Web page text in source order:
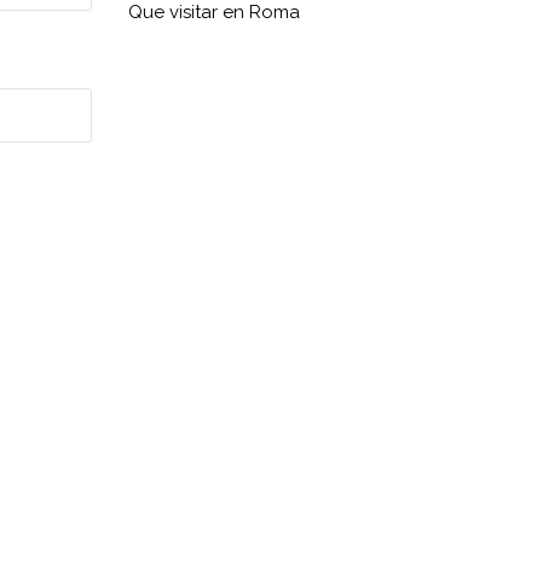
Que visitar en Roma